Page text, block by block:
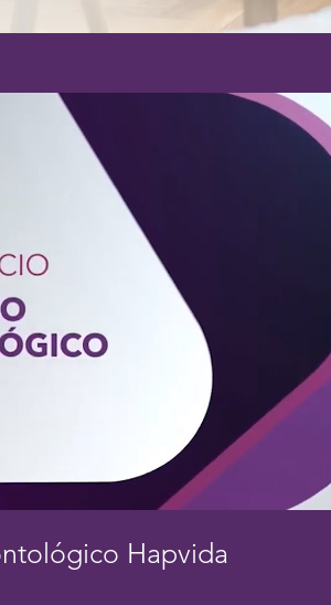
vídeo
Hapvida